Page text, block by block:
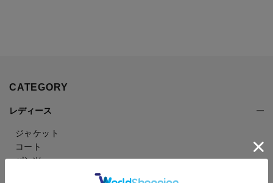
CATEGORY
レディース
ジャケット
コート
パンツ